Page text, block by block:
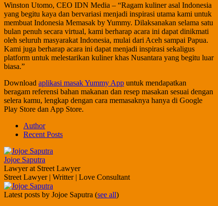
Winston Utomo, CEO IDN Media – “Ragam kuliner asal Indonesia
yang begitu kaya dan bervariasi menjadi inspirasi utama kami untuk
membuat Indonesia Memasak by Yummy. Dilaksanakan selama satu
bulan penuh secara virtual, kami berharap acara ini dapat dinikmati
oleh seluruh masyarakat Indonesia, mulai dari Aceh sampai Papua.
Kami juga berharap acara ini dapat menjadi inspirasi sekaligus
platform untuk melestarikan kuliner khas Nusantara yang begitu luar
biasa.”
Download aplikasi masak Yummy App untuk mendapatkan
beragam referensi bahan makanan dan resep masakan sesuai dengan
selera kamu, lengkap dengan cara memasaknya hanya di Google
Play Store dan App Store.
Author
Recent Posts
Jojoe Saputra
Lawyerat Street Lawyer
Street Lawyer | Writter | Love Consultant
Latest posts by Jojoe Saputra (see all)